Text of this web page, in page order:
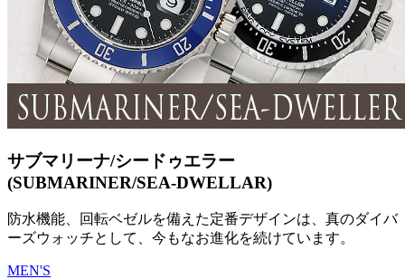
サブマリーナ/シードゥエラー
(SUBMARINER/SEA-DWELLAR)
防水機能、回転ベゼルを備えた定番デザインは、真のダイバ
ーズウォッチとして、今もなお進化を続けています。
MEN'S